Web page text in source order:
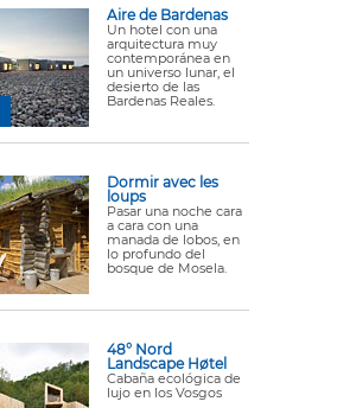
Aire de Bardenas
Un hotel con una
arquitectura muy
contemporánea en
un universo lunar, el
desierto de las
Bardenas Reales.
Dormir avec les
loups
Pasar una noche cara
a cara con una
manada de lobos, en
lo profundo del
bosque de Mosela.
48° Nord
Landscape Høtel
Cabaña ecológica de
lujo en los Vosgos